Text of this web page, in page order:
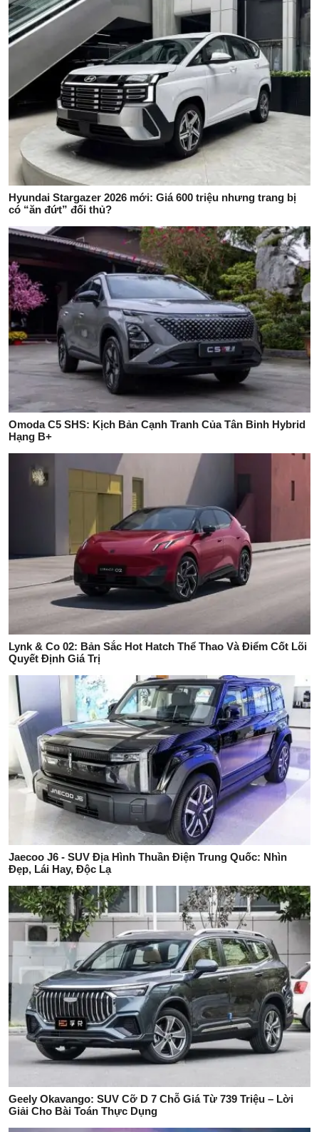
Hyundai Stargazer 2026 mới: Giá 600 triệu nhưng trang bị
có “ăn đứt” đối thủ?
Omoda C5 SHS: Kịch Bản Cạnh Tranh Của Tân Binh Hybrid
Hạng B+
Lynk & Co 02: Bản Sắc Hot Hatch Thể Thao Và Điểm Cốt Lõi
Quyết Định Giá Trị
Jaecoo J6 - SUV Địa Hình Thuần Điện Trung Quốc: Nhìn
Đẹp, Lái Hay, Độc Lạ
Geely Okavango: SUV Cỡ D 7 Chỗ Giá Từ 739 Triệu – Lời
Giải Cho Bài Toán Thực Dụng